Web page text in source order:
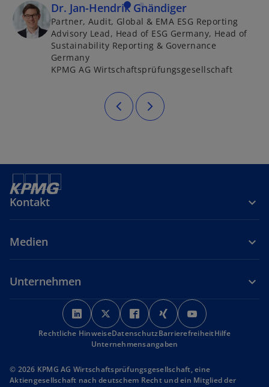
Dr. Jan-Hendrik Gnändiger
Partner, Audit, Global & EMA ESG Reporting
Advisory Lead, Head of ESG Germany, Head of
Sustainability Reporting & Governance
Germany
KPMG AG Wirtschaftsprüfungsgesellschaft
Kontakt
Medien
Unternehmen
w
i
r
d
n
w
i
r
d
n
w
i
r
d
n
w
i
r
i
n
i
r
n
Rechtliche HinweiseDatenschutzBarrierefreiheitHilfe
Unternehmensangaben
© 2026 KPMG AG Wirtschaftsprüfungsgesellschaft, eine
Aktiengesellschaft nach deutschem Recht und ein Mitglied der